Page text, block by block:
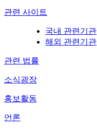
관련 사이트
국내 관련기관
해외 관련기관
관련 법률
소식광장
홍보활동
언론